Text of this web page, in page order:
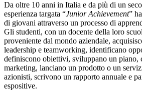
Da oltre 10 anni in Italia e da più di un
esperienza targata “Junior Achievement”
di giovani attraverso un processo di
Gli studenti, con un docente della loro
proveniente dal mondo aziendale,
leadership e teamworking, identificano
definiscono obiettivi, sviluppano un piano,
marketing, lanciano un prodotto o un
azionisti, scrivono un rapporto annuale e
espositive.